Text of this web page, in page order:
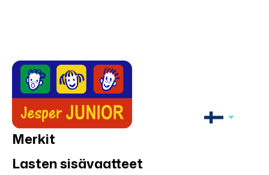
Merkit
Lasten sisävaatteet